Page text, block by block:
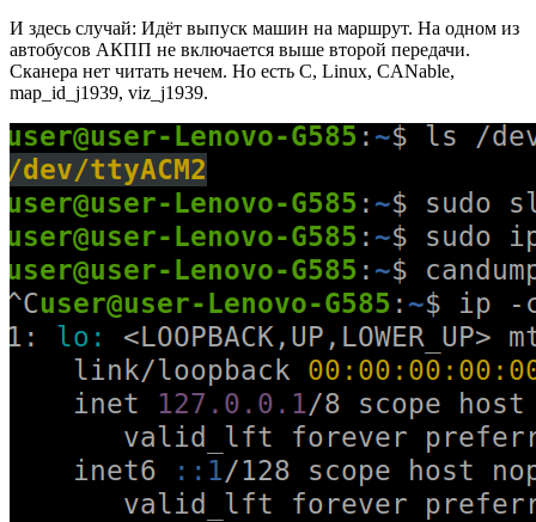
И здесь случай: Идёт выпуск машин на маршрут. На одном из
автобусов АКПП не включается выше второй передачи.
Сканера нет читать нечем. Но есть C, Linux, CANable,
map_id_j1939, viz_j1939.